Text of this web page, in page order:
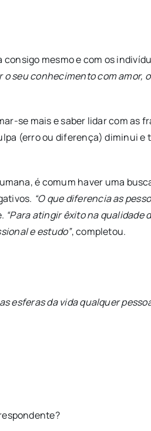
mesmo e com os
conhecimento com amor,
se mais e saber lidar com as
(erro ou diferença) diminui
é comum haver uma
“O que diferencia as
“Para atingir êxito na qualidade
e estudo”, completou.
esferas da vida qualquer